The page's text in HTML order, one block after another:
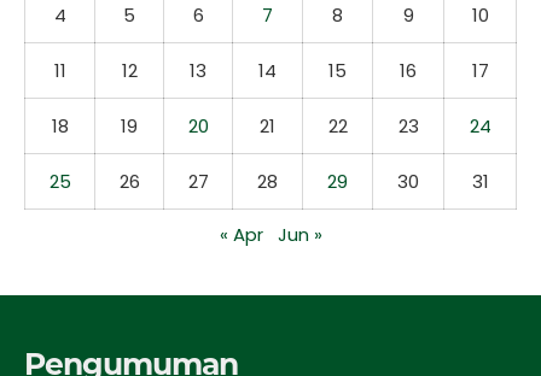
4 5 6 7 8 9 10
11 12 13 14 15 16 17
18 19 20 21 22 23 24
25 26 27 28 29 30 31
« Apr Jun »
Pengumuman